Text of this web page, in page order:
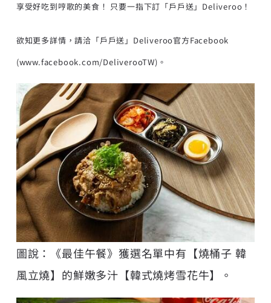
享受好吃到哼歌的美食！ 只要一指下訂「戶戶送」Deliveroo！
欲知更多詳情，請洽「戶戶送」Deliveroo官方Facebook
(www.facebook.com/DeliverooTW) 。
圖說：《最佳午餐》獲選名單中有【燒桶子 韓
風立燒】的鮮嫩多汁【韓式燒烤雪花牛】。